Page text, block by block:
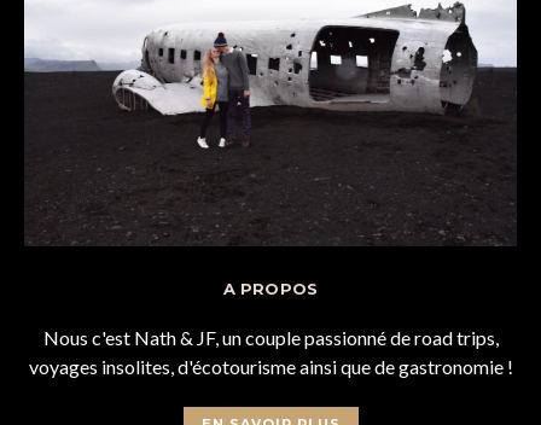
A PROPOS
Nous c'est Nath & JF, un couple passionné de road trips,
voyages insolites, d'écotourisme ainsi que de gastronomie !